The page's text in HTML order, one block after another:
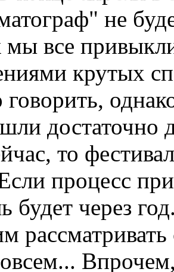
не
мы все
крутых
говорить,
достаточно
то
процесс
будет через